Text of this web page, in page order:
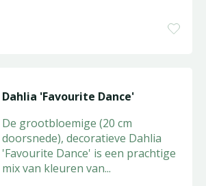
Dahlia 'Favourite Dance'
De grootbloemige (20 cm
doorsnede), decoratieve Dahlia
'Favourite Dance' is een prachtige
mix van kleuren van...